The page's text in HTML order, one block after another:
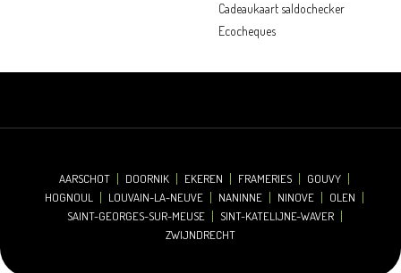
Cadeaukaart saldochecker
Ecocheques
AARSCHOT DOORNIK EKEREN FRAMERIES
GOUVY
HOGNOUL
LOUVAIN-LA-NEUVE NANINNE NINOVE
OLEN
SAINT-GEORGES-SUR-MEUSE
SINT-KATELIJNE-WAVER
ZWIJNDRECHT